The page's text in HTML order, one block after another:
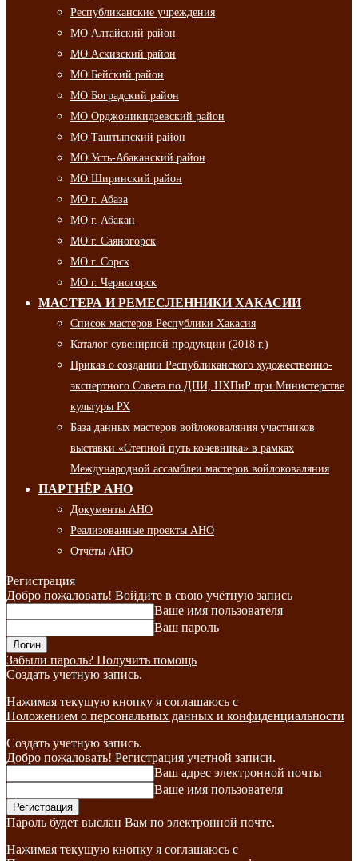
Республиканские учреждения
МО Алтайский район
МО Аскизский район
МО Бейский район
МО Боградский район
МО Орджоникидзевский район
МО Таштыпский район
МО Усть-Абаканский район
МО Ширинский район
МО г. Абаза
МО г. Абакан
МО г. Саяногорск
МО г. Сорск
МО г. Черногорск
МАСТЕРА И РЕМЕСЛЕННИКИ ХАКАСИИ
Список мастеров Республики Хакасия
Каталог сувенирной продукции (2018 г.)
Приказ о создании Республиканского художественно-
экспертного Совета по ДПИ, НХПиР при Министерстве
культуры РХ
База данных мастеров войлоковаляния участников
выставки «Степной путь кочевника» в рамках
Международной ассамблеи мастеров войлоковаляния
ПАРТНЁР АНО
Документы АНО
Реализованные проекты АНО
Отчёты АНО
Регистрация
Добро пожаловать! Войдите в свою учётную запись
Ваше имя пользователя
Ваш пароль
Забыли пароль? Получить помощь
Создать учетную запись.
Нажимая текущую кнопку я соглашаюсь с
Положением о персональных данных и конфиденциальности
Создать учетную запись.
Добро пожаловать! Регистрация учетной записи.
Ваш адрес электронной почты
Ваше имя пользователя
Пароль будет выслан Вам по электронной почте.
Нажимая текущую кнопку я соглашаюсь с